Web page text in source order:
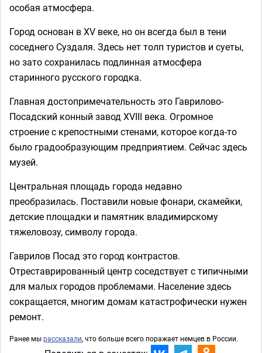
особая атмосфера.
Город основан в XV веке, но он всегда был в тени
соседнего Суздаля. Здесь нет толп туристов и суеты,
но зато сохранилась подлинная атмосфера
старинного русского городка.
Главная достопримечательность это Гаврилово-
Посадский конный завод XVIII века. Огромное
строение с крепостными стенами, которое когда-то
было градообразующим предприятием. Сейчас здесь
музей.
Центральная площадь города недавно
преобразилась. Поставили новые фонари, скамейки,
детские площадки и памятник владимирскому
тяжеловозу, символу города.
Гаврилов Посад это город контрастов.
Отреставрированный центр соседствует с типичными
для малых городов проблемами. Население здесь
сокращается, многим домам катастрофически нужен
ремонт.
Ранее мырассказали, что больше всего поражает немцев в России.